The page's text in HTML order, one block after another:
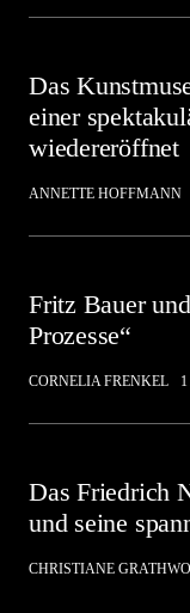
Das
einer
wiedereröffnet
ANNETTE HOFFMANN
Fritz Bauer
Prozesse“
CORNELIA FRENKEL
Das Friedrich
und seine
CHRISTIANE